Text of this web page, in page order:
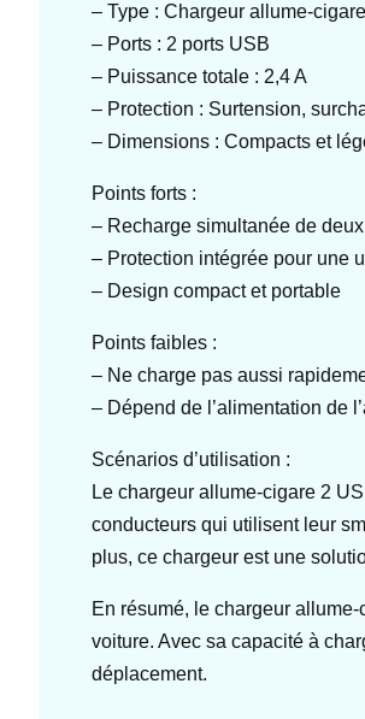
– Type : Chargeur allume-cigare
– Ports : 2 ports USB
– Puissance totale : 2,4 A
– Protection : Surtension,
– Dimensions : Compacts et
Points forts :
– Recharge simultanée de
– Protection intégrée pour une
– Design compact et portable
Points faibles :
– Ne charge pas aussi
– Dépend de l’alimentation de
Scénarios d’utilisation :
Le chargeur allume-cigare 2
conducteurs qui utilisent leur
plus, ce chargeur est une
En résumé, le chargeur
voiture. Avec sa capacité à
déplacement.